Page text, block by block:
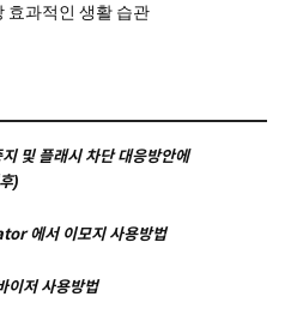
효과적인 생활 습관
및 플래시 차단 대응방안에
)
에서 이모지 사용방법
이저 사용방법